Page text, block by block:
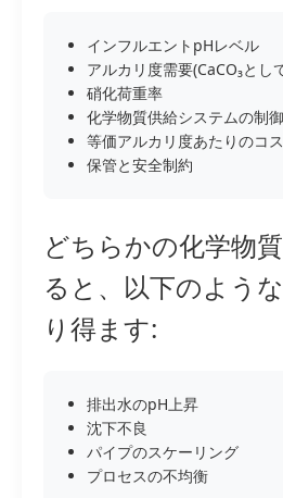
インフルエントpHレベル
アルカリ度需要(CaCO₃とし
硝化荷重率
化学物質供給システムの制
等価アルカリ度あたりのコ
保管と安全制約
どちらかの化学物
ると、以下のよう
り得ます:
排出水のpH上昇
沈下不良
パイプのスケーリング
プロセスの不均衡